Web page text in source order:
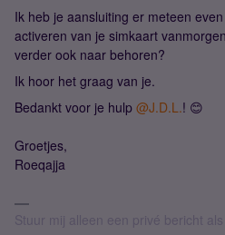
Ik heb je aansluiting er meteen
activeren van je simkaart
verder ook naar behoren?
Ik hoor het graag van je.
Bedankt voor je hulp @J.D.L.! 😊
Groetjes,
Roeqajja
Stuur mij alleen een privé bericht